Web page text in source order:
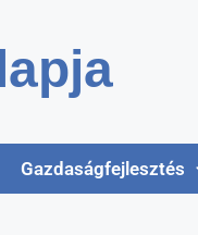
Gazdaságfejlesztés